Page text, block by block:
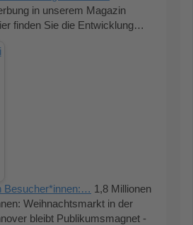
in unserem Magazin
finden Sie die Entwicklung…
Besucher*innen:… 1,8 Millionen
Weihnachtsmarkt in der
bleibt Publikumsmagnet -